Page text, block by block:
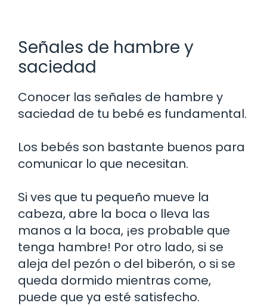
Señales de hambre y
saciedad
Conocer las señales de hambre y
saciedad de tu bebé es fundamental.
Los bebés son bastante buenos para
comunicar lo que necesitan.
Si ves que tu pequeño mueve la
cabeza, abre la boca o lleva las
manos a la boca, ¡es probable que
tenga hambre! Por otro lado, si se
aleja del pezón o del biberón, o si se
queda dormido mientras come,
puede que ya esté satisfecho.